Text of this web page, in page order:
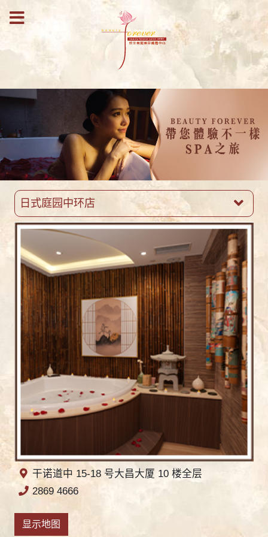
日式庭园中环店
干诺道中 15-18 号大昌大厦 10 楼全层
2869 4666
显示地图